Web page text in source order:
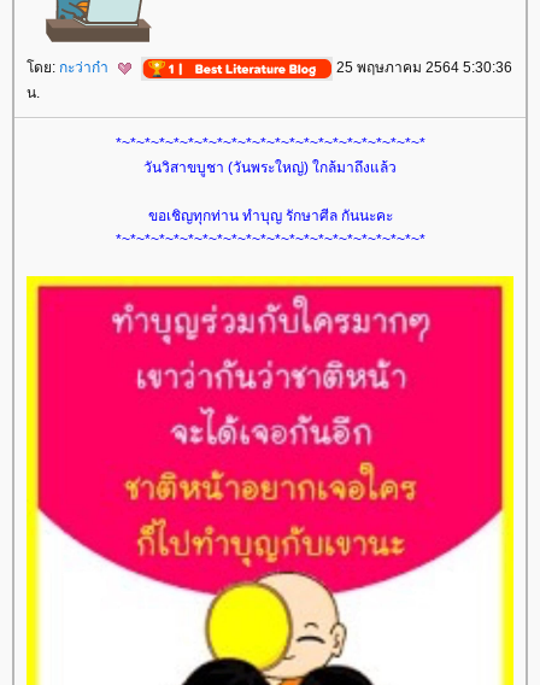
ดย: กะว่าก๋า
25 พฤษภาคม 2564 5:30:36
น.
*~*~*~*~*~*~*~*~*~*~*~*~*~*~*~*~*~*~*~*~*~*
วันวิสาขบูชา (วันพระใหญ่) ใกล้มาถึงแล้ว
ขอเชิญทุกท่าน ทำบุญ รักษาศีล กันนะคะ
*~*~*~*~*~*~*~*~*~*~*~*~*~*~*~*~*~*~*~*~*~*